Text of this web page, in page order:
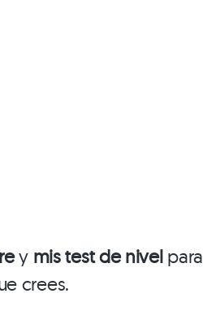
y mis test de nivelpara
crees.